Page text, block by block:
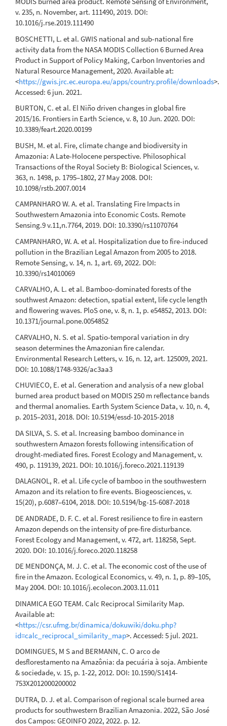
v. 235, n. November, art. 111490, 2019. DOI:
10.1016/j.rse.2019.111490
BOSCHETTI, L. et al. GWIS national and sub-national fire
activity data from the NASA MODIS Collection 6 Burned Area
Product in Support of Policy Making, Carbon Inventories and
Natural Resource Management, 2020. Available at:
<https://gwis.jrc.ec.europa.eu/apps/country.profile/downloads>.
Accessed: 6 jun. 2021.
BURTON, C. et al. El Niño driven changes in global fire
2015/16. Frontiers in Earth Science, v. 8, 10 Jun. 2020. DOI:
10.3389/feart.2020.00199
BUSH, M. et al. Fire, climate change and biodiversity in
Amazonia: A Late-Holocene perspective. Philosophical
Transactions of the Royal Society B: Biological Sciences, v.
363, n. 1498, p. 1795–1802, 27 May 2008. DOI:
10.1098/rstb.2007.0014
CAMPANHARO W. A. et al. Translating Fire Impacts in
Southwestern Amazonia into Economic Costs. Remote
Sensing.9 v.11,n.7764, 2019. DOI: 10.3390/rs11070764
CAMPANHARO, W. A. et al. Hospitalization due to fire-induced
pollution in the Brazilian Legal Amazon from 2005 to 2018.
Remote Sensing, v. 14, n. 1, art. 69, 2022. DOI:
10.3390/rs14010069
CARVALHO, A. L. et al. Bamboo-dominated forests of the
southwest Amazon: detection, spatial extent, life cycle length
and flowering waves. PloS one, v. 8, n. 1, p. e54852, 2013. DOI:
10.1371/journal.pone.0054852
CARVALHO, N. S. et al. Spatio-temporal variation in dry
season determines the Amazonian fire calendar.
Environmental Research Letters, v. 16, n. 12, art. 125009, 2021.
DOI: 10.1088/1748-9326/ac3aa3
CHUVIECO, E. et al. Generation and analysis of a new global
burned area product based on MODIS 250 m reflectance bands
and thermal anomalies. Earth System Science Data, v. 10, n. 4,
p. 2015–2031, 2018. DOI: 10.5194/essd-10-2015-2018
DA SILVA, S. S. et al. Increasing bamboo dominance in
southwestern Amazon forests following intensification of
drought-mediated fires. Forest Ecology and Management, v.
490, p. 119139, 2021. DOI: 10.1016/j.foreco.2021.119139
DALAGNOL, R. et al. Life cycle of bamboo in the southwestern
Amazon and its relation to fire events. Biogeosciences, v.
15(20), p.6087–6104, 2018. DOI: 10.5194/bg-15-6087-2018
DE ANDRADE, D. F. C. et al. Forest resilience to fire in eastern
Amazon depends on the intensity of pre-fire disturbance.
Forest Ecology and Management, v. 472, art. 118258, Sept.
2020. DOI: 10.1016/j.foreco.2020.118258
DE MENDONÇA, M. J. C. et al. The economic cost of the use of
fire in the Amazon. Ecological Economics, v. 49, n. 1, p. 89–105,
May 2004. DOI: 10.1016/j.ecolecon.2003.11.011
DINAMICA EGO TEAM. Calc Reciprocal Similarity Map.
Available at:
<https://csr.ufmg.br/dinamica/dokuwiki/doku.php?
id=calc_reciprocal_similarity_map>. Accessed: 5 jul. 2021.
DOMINGUES, M S and BERMANN, C. O arco de
desflorestamento na Amazônia: da pecuária à soja. Ambiente
& sociedade, v. 15, p. 1-22, 2012. DOI: 10.1590/S1414-
753X2012000200002
DUTRA, D. J. et al. Comparison of regional scale burned area
products for southwestern Brazilian Amazonia. 2022, São José
dos Campos: GEOINFO 2022, 2022. p. 12.